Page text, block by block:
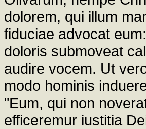
dolorem, qui illum
fiduciae advocat
doloris submoveat
audire vocem. Ut
modo hominis
"Eum, qui non
efficeremur iustitia